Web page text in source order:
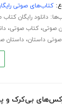
کتاب‌های صوتی
دانلود رایگان
صوتی،کتاب صوتی،
داستان،داستان
بی‌کرک و